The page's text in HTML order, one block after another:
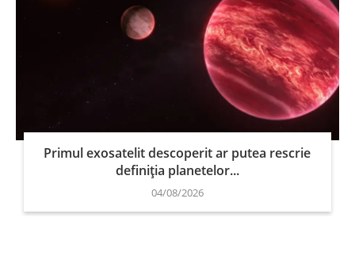
Primul exosatelit descoperit ar putea rescrie
definiția planetelor...
04/08/2026